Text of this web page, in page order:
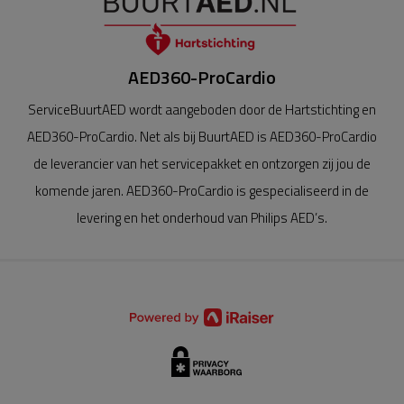
AED360-ProCardio
ServiceBuurtAED wordt aangeboden door de Hartstichting en
AED360-ProCardio. Net als bij BuurtAED is AED360-ProCardio
de leverancier van het servicepakket en ontzorgen zij jou de
komende jaren. AED360-ProCardio is gespecialiseerd in de
levering en het onderhoud van Philips AED’s.